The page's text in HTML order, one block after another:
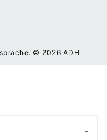
© 2026 ADH
-